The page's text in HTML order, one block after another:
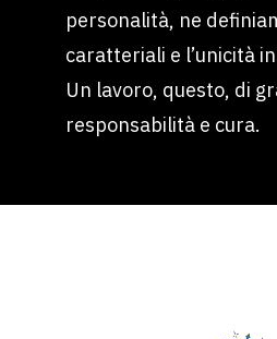
personalità, ne
caratteriali e l’unicità
Un lavoro, questo, di
responsabilità e cura.